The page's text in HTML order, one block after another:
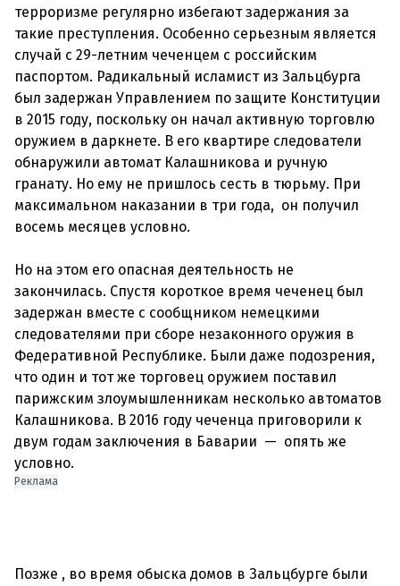
терроризме регулярно избегают задержания за
такие преступления. Особенно серьезным является
случай с 29-летним чеченцем с российским
паспортом. Радикальный исламист из Зальцбурга
был задержан Управлением по защите Конституции
в 2015 году, поскольку он начал активную торговлю
оружием в даркнете. В его квартире следователи
обнаружили автомат Калашникова и ручную
гранату. Но ему не пришлось сесть в тюрьму. При
максимальном наказании в три года, он получил
восемь месяцев условно.
Но на этом его опасная деятельность не
закончилась. Спустя короткое время чеченец был
задержан вместе с сообщником немецкими
следователями при сборе незаконного оружия в
Федеративной Республике. Были даже подозрения,
что один и тот же торговец оружием поставил
парижским злоумышленникам несколько автоматов
Калашникова. В 2016 году чеченца приговорили к
двум годам заключения в Баварии — опять же
Реклама
Позже , во время обыска домов в Зальцбурге были